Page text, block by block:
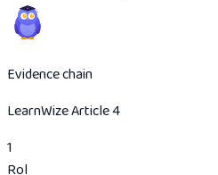
Evidence chain
LearnWize Article 4
1
Rol